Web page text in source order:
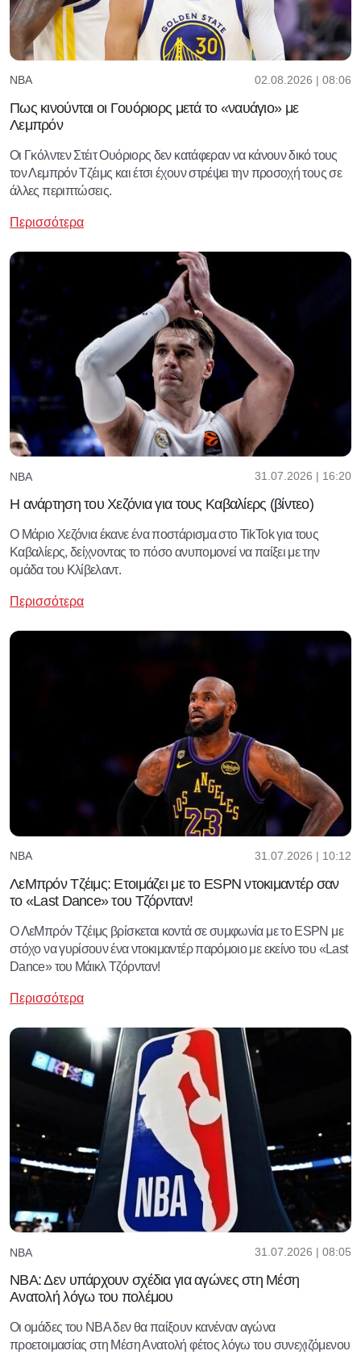
NBA 02.08.2026 | 08:06
Πως κινούνται οι Γουόριορς μετά το «ναυάγιο» με
Λεμπρόν
Οι Γκόλντεν Στέιτ Ουόριορς δεν κατάφεραν να κάνουν δικό τους
τον Λεμπρόν Τζέιμς και έτσι έχουν στρέψει την προσοχή τους σε
άλλες περιπτώσεις.
Περισσότερα
NBA 31.07.2026 | 16:20
Η ανάρτηση του Χεζόνια για τους Καβαλίερς (βίντεο)
Ο Μάριο Χεζόνια έκανε ένα ποστάρισμα στο TikTok για τους
Καβαλίερς, δείχνοντας το πόσο ανυπομονεί να παίξει με την
ομάδα του Κλίβελαντ.
Περισσότερα
NBA 31.07.2026 | 10:12
ΛεΜπρόν Τζέιμς: Ετοιμάζει με το ESPN ντοκιμαντέρ σαν
το «Last Dance» του Τζόρνταν!
Ο ΛεΜπρόν Τζέιμς βρίσκεται κοντά σε συμφωνία με το ESPN με
στόχο να γυρίσουν ένα ντοκιμαντέρ παρόμοιο με εκείνο του «Last
Dance» του Μάικλ Τζόρνταν!
Περισσότερα
NBA 31.07.2026 | 08:05
ΝΒΑ: Δεν υπάρχουν σχέδια για αγώνες στη Μέση
Ανατολή λόγω του πολέμου
Οι ομάδες του NBA δεν θα παίξουν κανέναν αγώνα
προετοιμασίας στη Μέση Ανατολή φέτος λόγω του συνεχιζόμενου